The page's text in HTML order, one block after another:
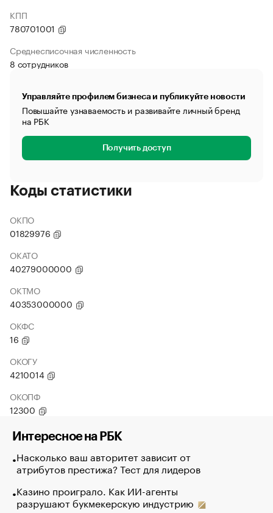
КПП
780701001
Среднесписочная численность
8 сотрудников
Управляйте профилем бизнеса и публикуйте новости
Повышайте узнаваемость и развивайте личный бренд
на РБК
Получить доступ
Коды статистики
ОКПО
01829976
ОКАТО
40279000000
ОКТМО
40353000000
ОКФС
16
ОКОГУ
4210014
ОКОПФ
12300
Интересное на РБК
Насколько ваш авторитет зависит от
атрибутов престижа? Тест для лидеров
Казино проиграло. Как ИИ-агенты
разрушают букмекерскую индустрию